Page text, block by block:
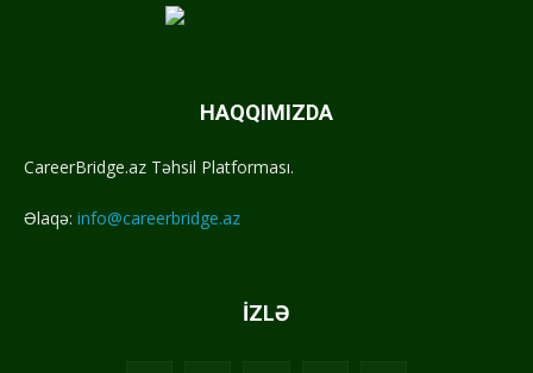
HAQQIMIZDA
CareerBridge.az Təhsil Platforması.
Əlaqə: info@careerbridge.az
İZLƏ